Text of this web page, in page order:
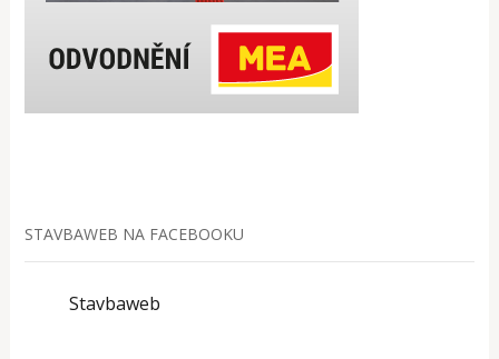
STAVBAWEB NA FACEBOOKU
Stavbaweb